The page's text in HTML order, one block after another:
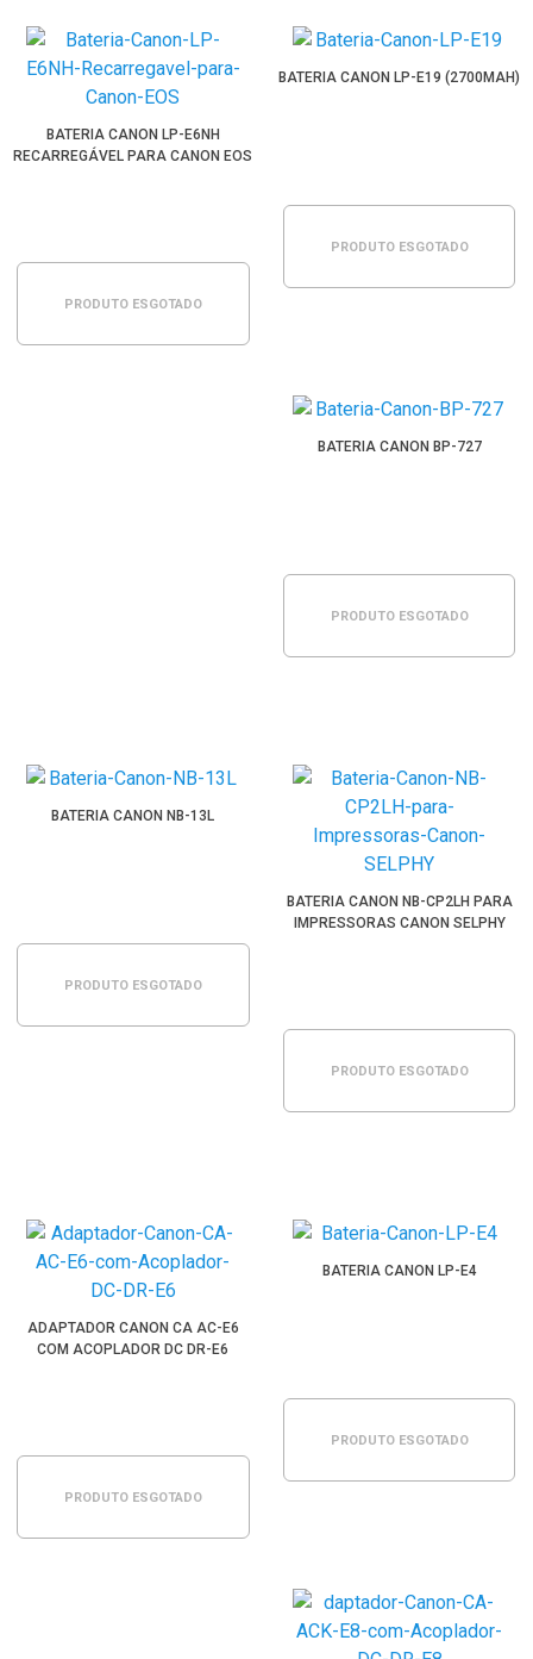
BATERIA CANON LP-E6NH
RECARREGÁVEL PARA CANON EOS
PRODUTO ESGOTADO
BATERIA CANON LP-E19 (2700MAH)
PRODUTO ESGOTADO
BATERIA CANON BP-727
PRODUTO ESGOTADO
BATERIA CANON NB-13L
PRODUTO ESGOTADO
BATERIA CANON NB-CP2LH PARA
IMPRESSORAS CANON SELPHY
PRODUTO ESGOTADO
ADAPTADOR CANON CA AC-E6
COM ACOPLADOR DC DR-E6
PRODUTO ESGOTADO
BATERIA CANON LP-E4
PRODUTO ESGOTADO